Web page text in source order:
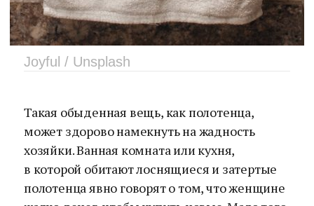
Joyful / Unsplash
Такая обыденная вещь, как полотенца,
может здорово намекнуть на жадность
хозяйки. Ванная комната или кухня,
в которой обитают лоснящиеся и затертые
полотенца явно говорят о том, что женщине